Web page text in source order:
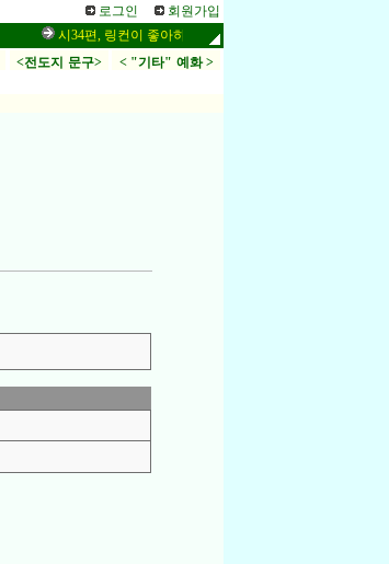
로그인 회원가입
시34편, 링컨이 좋아하는 말씀,응답,두려움
<전도지 문구>
< "기타" 예화 >